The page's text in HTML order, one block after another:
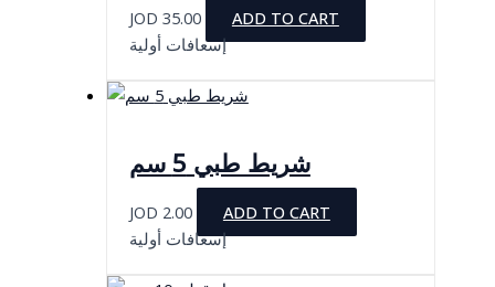
JOD 35.00
ADD TO CART
إسعافات أولية
شريط طبي 5 سم
JOD 2.00
ADD TO CART
إسعافات أولية